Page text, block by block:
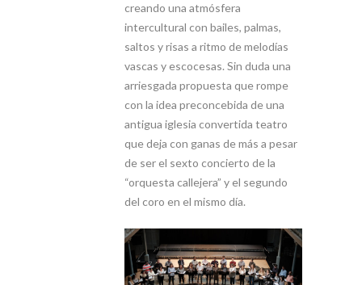
creando una atmósfera
intercultural con bailes, palmas,
saltos y risas a ritmo de melodías
vascas y escocesas. Sin duda una
arriesgada propuesta que rompe
con la idea preconcebida de una
antigua iglesia convertida teatro
que deja con ganas de más a pesar
de ser el sexto concierto de la
“orquesta callejera” y el segundo
del coro en el mismo día.